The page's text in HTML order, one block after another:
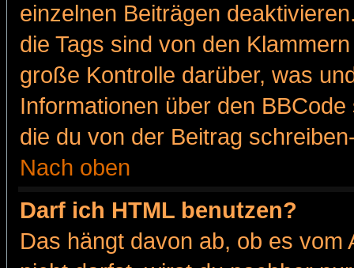
einzelnen Beiträgen
die Tags sind von den
große Kontrolle darüber, was
Informationen über den
die du von der Beitrag
Nach oben
Darf ich HTML benutzen?
Das hängt davon ab, ob es